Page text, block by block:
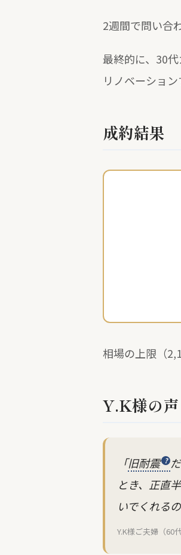
2週間で問い合
最終的に、30
リノベーショ
成約結果
相場の上限（
Y.K様の声
「旧耐震
とき、正直
いでくれる
Y.K様ご夫婦（60